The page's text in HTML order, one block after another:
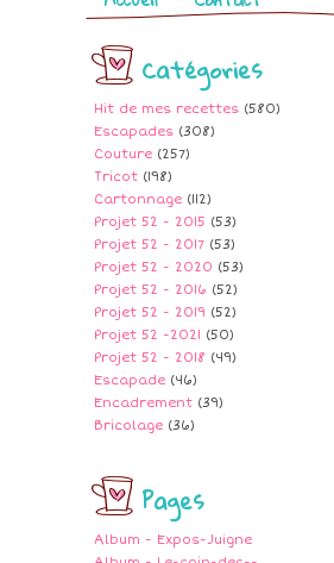
Catégories
Hit de mes recettes (580)
Escapades (308)
Couture (257)
Tricot (198)
Cartonnage (112)
Projet 52 - 2015 (53)
Projet 52 - 2017 (53)
Projet 52 - 2020 (53)
Projet 52 - 2016 (52)
Projet 52 - 2019 (52)
Projet 52 -2021 (50)
Projet 52 - 2018 (49)
Escapade (46)
Encadrement (39)
Bricolage (36)
Pages
Album - Expos-Juigne